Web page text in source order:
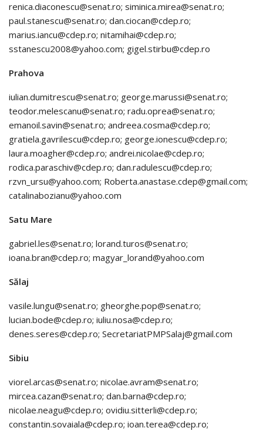
renica.diaconescu@senat.ro; siminica.mirea@senat.ro;
paul.stanescu@senat.ro; dan.ciocan@cdep.ro;
marius.iancu@cdep.ro; nitamihai@cdep.ro;
sstanescu2008@yahoo.com; gigel.stirbu@cdep.ro
Prahova
iulian.dumitrescu@senat.ro; george.marussi@senat.ro;
teodor.melescanu@senat.ro; radu.oprea@senat.ro;
emanoil.savin@senat.ro; andreea.cosma@cdep.ro;
gratiela.gavrilescu@cdep.ro; george.ionescu@cdep.ro;
laura.moagher@cdep.ro; andrei.nicolae@cdep.ro;
rodica.paraschiv@cdep.ro; dan.radulescu@cdep.ro;
rzvn_ursu@yahoo.com; Roberta.anastase.cdep@gmail.com;
catalinabozianu@yahoo.com
Satu Mare
gabriel.les@senat.ro; lorand.turos@senat.ro;
ioana.bran@cdep.ro; magyar_lorand@yahoo.com
Sălaj
vasile.lungu@senat.ro; gheorghe.pop@senat.ro;
lucian.bode@cdep.ro; iuliu.nosa@cdep.ro;
denes.seres@cdep.ro; SecretariatPMPSalaj@gmail.com
Sibiu
viorel.arcas@senat.ro; nicolae.avram@senat.ro;
mircea.cazan@senat.ro; dan.barna@cdep.ro;
nicolae.neagu@cdep.ro; ovidiu.sitterli@cdep.ro;
constantin.sovaiala@cdep.ro; ioan.terea@cdep.ro;